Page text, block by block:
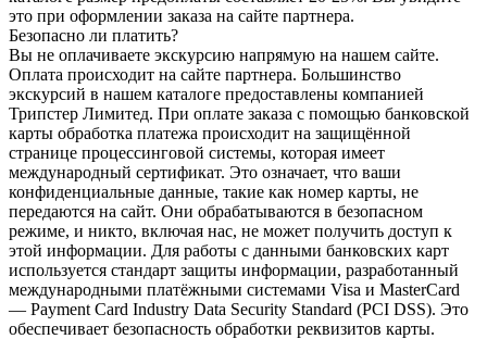
это при оформлении заказа на сайте партнера.
Безопасно ли платить?
Вы не оплачиваете экскурсию напрямую на нашем сайте.
Оплата происходит на сайте партнера. Большинство
экскурсий в нашем каталоге предоставлены компанией
Трипстер Лимитед. При оплате заказа с помощью банковской
карты обработка платежа происходит на защищённой
странице процессинговой системы, которая имеет
международный сертификат. Это означает, что ваши
конфиденциальные данные, такие как номер карты, не
передаются на сайт. Они обрабатываются в безопасном
режиме, и никто, включая нас, не может получить доступ к
этой информации. Для работы с данными банковских карт
используется стандарт защиты информации, разработанный
международными платёжными системами Visa и MasterCard
— Payment Card Industry Data Security Standard (PCI DSS). Это
обеспечивает безопасность обработки реквизитов карты.